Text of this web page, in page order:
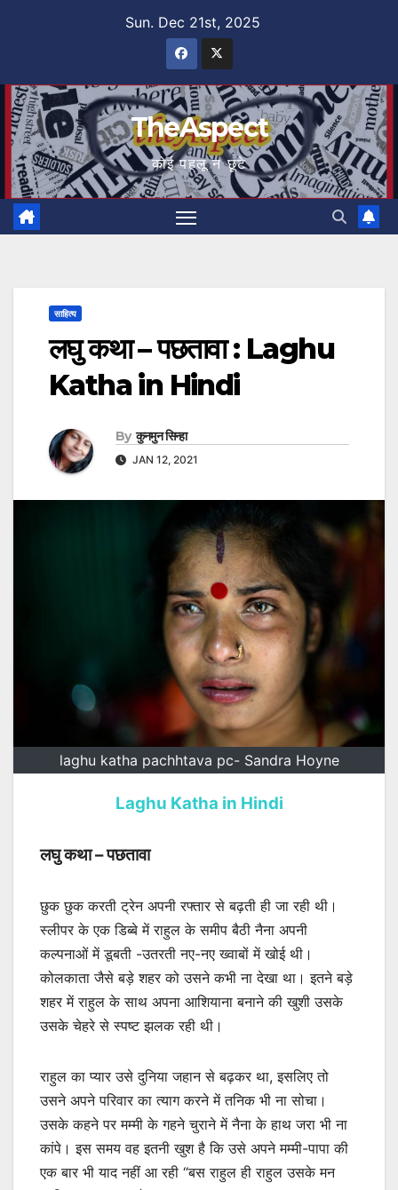
Sun. Dec 21st, 2025
TheAspect
कोई पहलू न छूटे
साहित्य
लघु कथा – पछतावा : Laghu
Katha in Hindi
By कुनमुन सिन्हा
JAN 12, 2021
laghu katha pachhtava pc- Sandra Hoyne
Laghu Katha in Hindi
लघु कथा – पछतावा
छुक छुक करती ट्रेन अपनी रफ्तार से बढ़ती ही जा रही थी।
स्लीपर के एक डिब्बे में राहुल के समीप बैठी नैना अपनी
कल्पनाओं में डूबती -उतरती नए-नए ख्वाबों में खोई थी।
कोलकाता जैसे बड़े शहर को उसने कभी ना देखा था। इतने बड़े
शहर में राहुल के साथ अपना आशियाना बनाने की खुशी उसके
उसके चेहरे से स्पष्ट झलक रही थी।
राहुल का प्यार उसे दुनिया जहान से बढ़कर था, इसलिए तो
उसने अपने परिवार का त्याग करने में तनिक भी ना सोचा।
उसके कहने पर मम्मी के गहने चुराने में नैना के हाथ जरा भी ना
कांपे। इस समय वह इतनी खुश है कि उसे अपने मम्मी-पापा की
एक बार भी याद नहीं आ रही “बस राहुल ही राहुल उसके मन